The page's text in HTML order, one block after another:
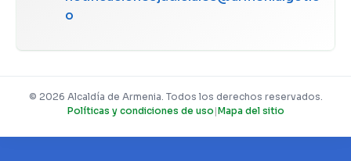
o
© 2026 Alcaldía de Armenia. Todos los derechos reservados.
Políticas y condiciones de uso |Mapa del sitio